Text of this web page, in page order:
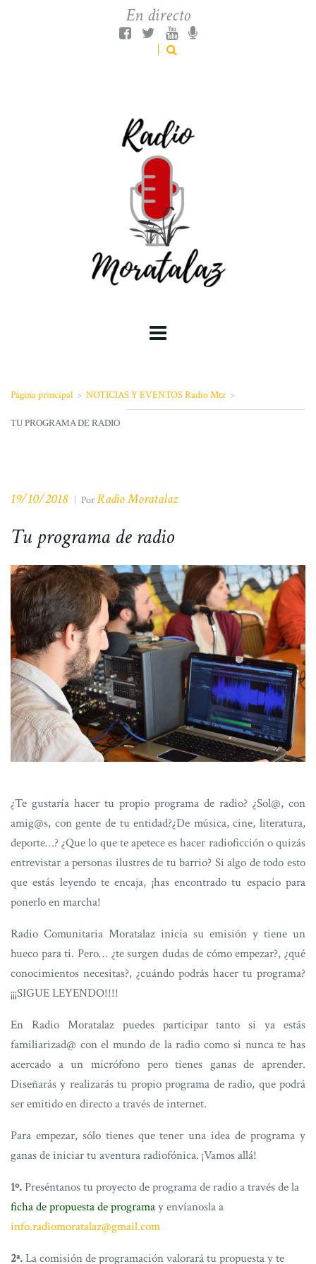
En directo
Página principal > NOTICIAS Y EVENTOS Radio Mtz >
TU PROGRAMA DE RADIO
19/10/2018 | PorRadio Moratalaz
Tu programa de radio
¿Te gustaría hacer tu propio programa de radio? ¿Sol@, con
amig@s, con gente de tu entidad?¿De música, cine, literatura,
deporte…? ¿Que lo que te apetece es hacer radioficción o quizás
entrevistar a personas ilustres de tu barrio? Si algo de todo esto
que estás leyendo te encaja, ¡has encontrado tu espacio para
ponerlo en marcha!
Radio Comunitaria Moratalaz inicia su emisión y tiene un
hueco para ti. Pero… ¿te surgen dudas de cómo empezar?, ¿qué
conocimientos necesitas?, ¿cuándo podrás hacer tu programa?
¡¡¡SIGUE LEYENDO!!!!
En Radio Moratalaz puedes participar tanto si ya estás
familiarizad@ con el mundo de la radio como si nunca te has
acercado a un micrófono pero tienes ganas de aprender.
Diseñarás y realizarás tu propio programa de radio, que podrá
ser emitido en directo a través de internet.
Para empezar, sólo tienes que tener una idea de programa y
ganas de iniciar tu aventura radiofónica. ¡Vamos allá!
1º.Preséntanos tu proyecto de programa de radio a través de la
ficha de propuesta de programay envíanosla a
info.radiomoratalaz@gmail.com
2ª.La comisión de programación valorará tu propuesta y te